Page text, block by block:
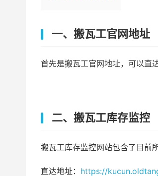
一、搬瓦工官网地址
首先是搬瓦工官网地址，可以直
二、搬瓦工库存监控
搬瓦工库存监控网站包含了目前
直达地址： https://